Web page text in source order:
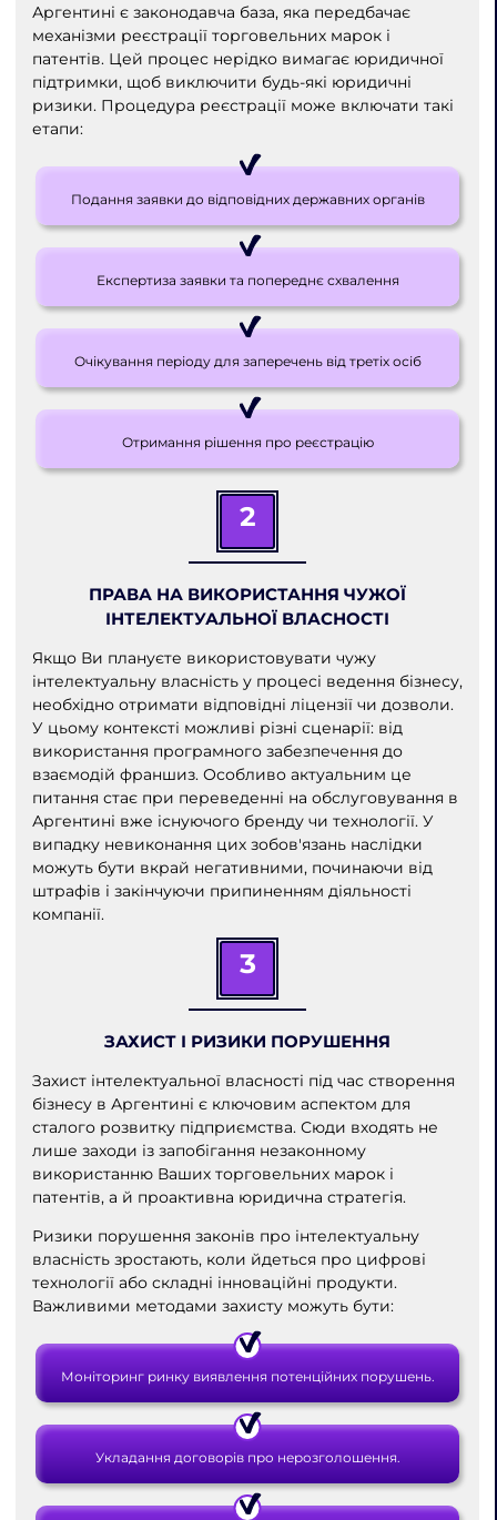
Аргентині є законодавча база, яка передбачає
механізми реєстрації торговельних марок і
патентів. Цей процес нерідко вимагає юридичної
підтримки, щоб виключити будь-які юридичні
ризики. Процедура реєстрації може включати такі
етапи:
Подання заявки до відповідних державних органів
Експертиза заявки та попереднє схвалення
Очікування періоду для заперечень від третіх осіб
Отримання рішення про реєстрацію
2
ПРАВА НА ВИКОРИСТАННЯ ЧУЖОЇ
ІНТЕЛЕКТУАЛЬНОЇ ВЛАСНОСТІ
Якщо Ви плануєте використовувати чужу
інтелектуальну власність у процесі ведення бізнесу,
необхідно отримати відповідні ліцензії чи дозволи.
У цьому контексті можливі різні сценарії: від
використання програмного забезпечення до
взаємодій франшиз. Особливо актуальним це
питання стає при переведенні на обслуговування в
Аргентині вже існуючого бренду чи технології. У
випадку невиконання цих зобов'язань наслідки
можуть бути вкрай негативними, починаючи від
штрафів і закінчуючи припиненням діяльності
компанії.
3
ЗАХИСТ І РИЗИКИ ПОРУШЕННЯ
Захист інтелектуальної власності під час створення
бізнесу в Аргентині є ключовим аспектом для
сталого розвитку підприємства. Сюди входять не
лише заходи із запобігання незаконному
використанню Ваших торговельних марок і
патентів, а й проактивна юридична стратегія.
Ризики порушення законів про інтелектуальну
власність зростають, коли йдеться про цифрові
технології або складні інноваційні продукти.
Важливими методами захисту можуть бути:
Моніторинг ринку виявлення потенційних порушень.
Укладання договорів про нерозголошення.